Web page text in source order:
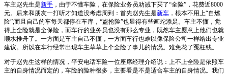
车主赵先生是新手 ，由于不懂车险，在保险业务员劝诫下买了“全险”，花费近8000
元。后来和朋友一打听才知道没考虑周到：首先赵先生是新车 ，根本不用上“自燃
险”;而且自己的车每天都停在车库，“盗抢险”也显得有些画蛇添足。车主不懂，觉
得上全险就是全保险，而车行的业务员也没有那么专业，既然车主愿意上他们也就
顺水推舟了。一方面是车主自己不懂，一方面车行也难以像保险公司一样给出专业
建议。所以在车行经常出现车主草草上个全险了事儿的情况。难免花了冤枉钱。
对于赵先生这样的情况，平安电话车险一位座席经理介绍说：上不上全险是依照车
主的自身情况而定的，车险的险种很多，主要看是不是适合车主的自身情况。我们